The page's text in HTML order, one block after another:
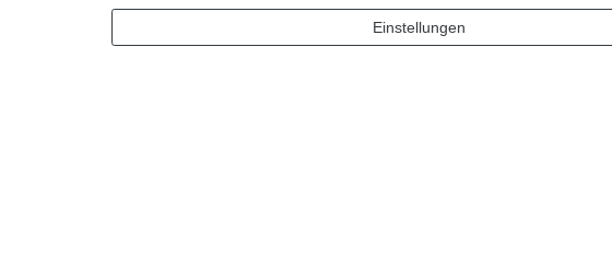
353,85 € * 353,85 € *
*inkl. ges. MwSt.
Einstellungen